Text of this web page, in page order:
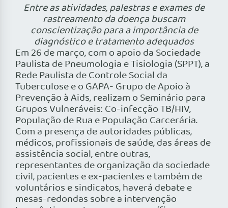
Entre as atividades, palestras e exames de
rastreamento da doença buscam
conscientização para a importância de
diagnóstico e tratamento adequados
Em 26 de março, com o apoio da Sociedade
Paulista de Pneumologia e Tisiologia (SPPT), a
Rede Paulista de Controle Social da
Tuberculose e o GAPA- Grupo de Apoio à
Prevenção à Aids, realizam o Seminário para
Grupos Vulneráveis: Co-infecção TB/HIV,
População de Rua e População Carcerária.
Com a presença de autoridades públicas,
médicos, profissionais de saúde, das áreas de
assistência social, entre outras,
representantes de organização da sociedade
civil, pacientes e ex-pacientes e também de
voluntários e sindicatos, haverá debate e
mesas-redondas sobre a intervenção